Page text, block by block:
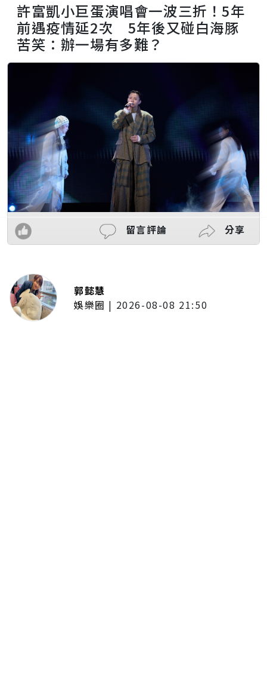
許富凱小巨蛋演唱會一波三折！5年
前遇疫情延2次 5年後又碰白海豚
苦笑：辦一場有多難？
留言評論 分享
郭懿慧
娛樂圈 | 2026-08-08 21:50